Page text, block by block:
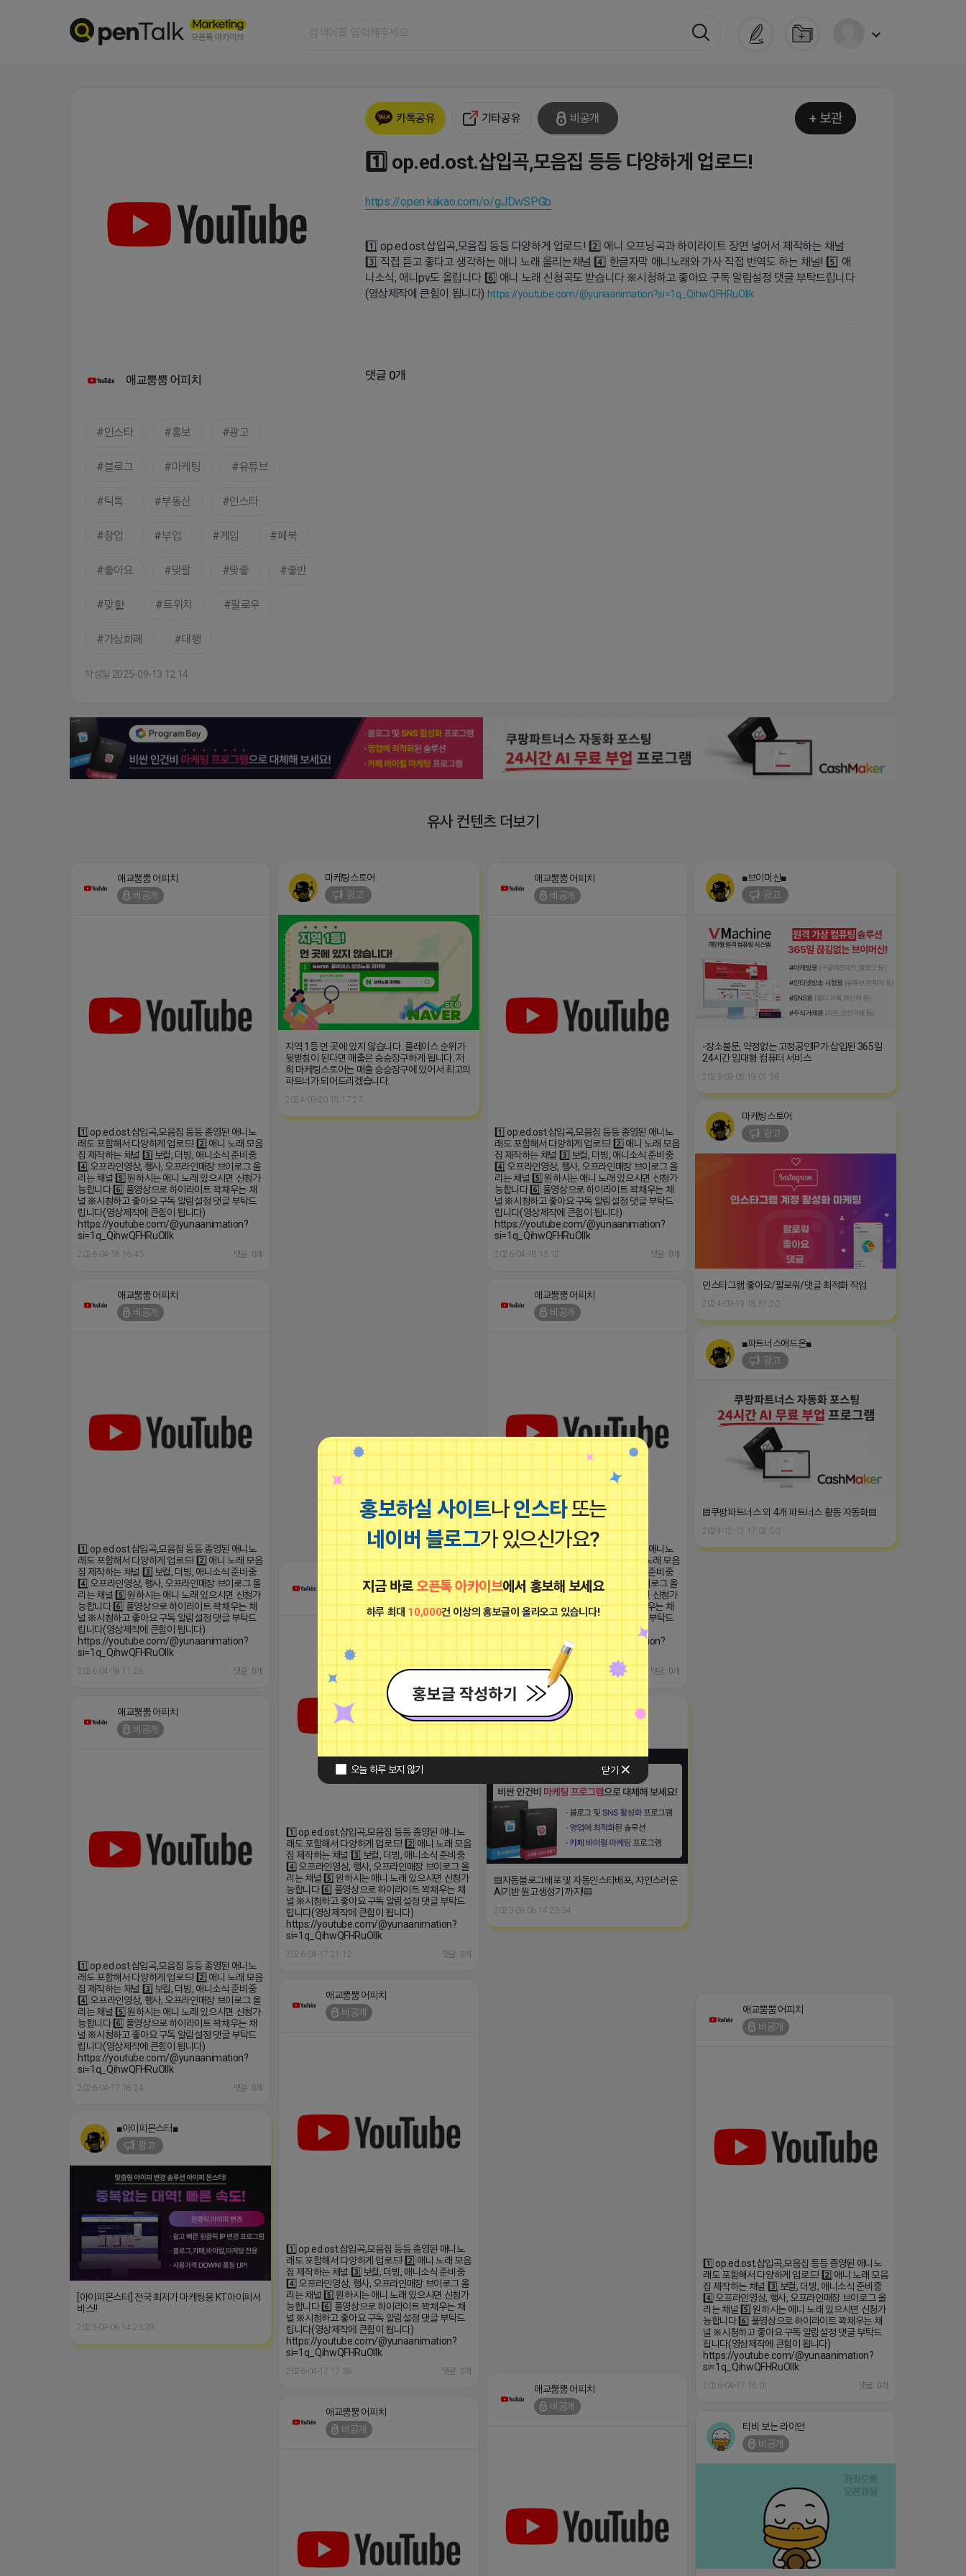
홍보하실 사이트나인스타또는
네이버 블로그가 있으신가요?
지금 바로오픈톡 아카이브에서 홍보해 보세요
하루 최대 10,000건 이상의 홍보글이 올라오고 있습니다!
오늘 하루 보지 않기 닫기
애교뿜뿜 어피치
인스타 홍보 광고
블로그 마케팅 유튜브
틱톡 부동산 인스타
창업 부업 게임 페북
좋아요 맞팔 맞좋 좋반
맞핱 트위치 팔로우
가상화폐 대행
작성일 2025-09-13 12:14
카톡공유 기타공유 비공개 + 보관
1️⃣ op.ed.ost.삽입곡,모음집 등등 다양하게 업로드!
https://open.kakao.com/o/gJDwSPGb
1️⃣ op.ed.ost.삽입곡,모음집 등등 다양하게 업로드! 2️⃣ 애니 오프닝곡과 하이라이트 장면 넣어서 제작하는 채널
3️⃣ 직접 듣고 좋다고 생각하는 애니 노래 올리는채널 4️⃣ 한글자막 애니노래와 가사 직접 번역도 하는 채널! 5️⃣ 애
니소식, 애니pv도 올립니다 6️⃣ 애니 노래 신청곡도 받습니다 ※시청하고 좋아요 구독 알림설정 댓글 부탁드립니다
(영상제작에 큰힘이 됩니다) https://youtube.com/@yunaanimation?si=1q_QihwQFHRuOIIk
댓글 0개
유사 컨텐츠 더보기
애교뿜뿜 어피치
비공개
1️⃣ op.ed.ost.삽입곡,모음집 등등 종영된 애니노
래도 포함해서 다양하게 업로드! 2️⃣ 애니 노래 모음
집 제작하는 채널 3️⃣ 보컬, 더빙, 애니소식 준비중
4️⃣ 오프라인영상, 행사, 오프라인매장 브이로그 올
리는 채널 5️⃣ 원하시는 애니 노래 있으시면 신청가
능합니다 6️⃣ 풀영상으로 하이라이트 꽉채우는 채
널 ※시청하고 좋아요 구독 알림설정 댓글 부탁드
립니다(영상제작에 큰힘이 됩니다)
https://youtube.com/@yunaanimation?
si=1q_QihwQFHRuOIIk
2026-04-18 16:43 댓글: 0개
마케팅스토어
광고
지역 1등 먼 곳에 있지 않습니다. 플레이스 순위가
뒷받침이 된다면 매출은 승승장구하게 됩니다. 저
희 마케팅스토어는 매출 승승장구에 있어서 최고의
파트너가 되어드리겠습니다.
2024-09-20 15:17:27
애교뿜뿜 어피치
비공개
1️⃣ op.ed.ost.삽입곡,모음집 등등 종영된 애니노
래도 포함해서 다양하게 업로드! 2️⃣ 애니 노래 모음
집 제작하는 채널 3️⃣ 보컬, 더빙, 애니소식 준비중
4️⃣ 오프라인영상, 행사, 오프라인매장 브이로그 올
리는 채널 5️⃣ 원하시는 애니 노래 있으시면 신청가
능합니다 6️⃣ 풀영상으로 하이라이트 꽉채우는 채
널 ※시청하고 좋아요 구독 알림설정 댓글 부탁드
립니다(영상제작에 큰힘이 됩니다)
https://youtube.com/@yunaanimation?
si=1q_QihwQFHRuOIIk
2026-04-18 13:12 댓글: 0개
■브이머신■
광고
-장소불문, 약정없는 고정공인IP가 삽입된 365일
24시간 임대형 컴퓨터 서비스
2023-09-05 19:01:58
마케팅스토어
광고
인스타그램 좋아요/팔로워/댓글 최적화 작업
2024-09-19 18:51:20
애교뿜뿜 어피치
비공개
1️⃣ op.ed.ost.삽입곡,모음집 등등 종영된 애니노
래도 포함해서 다양하게 업로드! 2️⃣ 애니 노래 모음
집 제작하는 채널 3️⃣ 보컬, 더빙, 애니소식 준비중
4️⃣ 오프라인영상, 행사, 오프라인매장 브이로그 올
리는 채널 5️⃣ 원하시는 애니 노래 있으시면 신청가
능합니다 6️⃣ 풀영상으로 하이라이트 꽉채우는 채
널 ※시청하고 좋아요 구독 알림설정 댓글 부탁드
립니다(영상제작에 큰힘이 됩니다)
https://youtube.com/@yunaanimation?
si=1q_QihwQFHRuOIIk
2026-04-18 11:28 댓글: 0개
애교뿜뿜 어피치
비공개
1️⃣ op.ed.ost.삽입곡,모음집 등등 종영된 애니노
래도 포함해서 다양하게 업로드! 2️⃣ 애니 노래 모음
집 제작하는 채널 3️⃣ 보컬, 더빙, 애니소식 준비중
4️⃣ 오프라인영상, 행사, 오프라인매장 브이로그 올
리는 채널 5️⃣ 원하시는 애니 노래 있으시면 신청가
능합니다 6️⃣ 풀영상으로 하이라이트 꽉채우는 채
널 ※시청하고 좋아요 구독 알림설정 댓글 부탁드
https://youtube.com/@yunaanimation?
si=1q_QihwQFHRuOIIk
2026-04-18 00:22 댓글: 0개
■파트너스애드온■
광고
▤쿠팡파트너스 외 4개 파트너스 활동 자동화▤
2024-12-12 17:02:50
애교뿜뿜 어피치
1️⃣ op.ed.ost.삽입곡,모음집 등등 종영된 애니노
래도 포함해서 다양하게 업로드! 2️⃣ 애니 노래 모음
집 제작하는 채널 3️⃣ 보컬, 더빙, 애니소식 준비중
4️⃣ 오프라인영상, 행사, 오프라인매장 브이로그 올
리는 채널 5️⃣ 원하시는 애니 노래 있으시면 신청가
능합니다 6️⃣ 풀영상으로 하이라이트 꽉채우는 채
널 ※시청하고 좋아요 구독 알림설정 댓글 부탁드
립니다(영상제작에 큰힘이 됩니다)
https://youtube.com/@yunaanimation?
si=1q_QihwQFHRuOIIk
2026-04-17 21:12 댓글: 0개
애교뿜뿜 어피치
비공개
1️⃣ op.ed.ost.삽입곡,모음집 등등 종영된 애니노
래도 포함해서 다양하게 업로드! 2️⃣ 애니 노래 모음
집 제작하는 채널 3️⃣ 보컬, 더빙, 애니소식 준비중
4️⃣ 오프라인영상, 행사, 오프라인매장 브이로그 올
리는 채널 5️⃣ 원하시는 애니 노래 있으시면 신청가
능합니다 6️⃣ 풀영상으로 하이라이트 꽉채우는 채
널 ※시청하고 좋아요 구독 알림설정 댓글 부탁드
립니다(영상제작에 큰힘이 됩니다)
https://youtube.com/@yunaanimation?
si=1q_QihwQFHRuOIIk
2026-04-17 18:24 댓글: 0개
■프로그램베이■
광고
▤자동블로그배포 및 자동인스타배포, 자연스러운
AI기반 원고생성기 까지!▤
2023-09-06 14:23:34
애교뿜뿜 어피치
비공개
1️⃣ op.ed.ost.삽입곡,모음집 등등 종영된 애니노
래도 포함해서 다양하게 업로드! 2️⃣ 애니 노래 모음
집 제작하는 채널 3️⃣ 보컬, 더빙, 애니소식 준비중
4️⃣ 오프라인영상, 행사, 오프라인매장 브이로그 올
리는 채널 5️⃣ 원하시는 애니 노래 있으시면 신청가
능합니다 6️⃣ 풀영상으로 하이라이트 꽉채우는 채
널 ※시청하고 좋아요 구독 알림설정 댓글 부탁드
립니다(영상제작에 큰힘이 됩니다)
https://youtube.com/@yunaanimation?
si=1q_QihwQFHRuOIIk
2026-04-17 17:38 댓글: 0개
애교뿜뿜 어피치
비공개
1️⃣ op.ed.ost.삽입곡,모음집 등등 종영된 애니노
래도 포함해서 다양하게 업로드! 2️⃣ 애니 노래 모음
집 제작하는 채널 3️⃣ 보컬, 더빙, 애니소식 준비중
4️⃣ 오프라인영상, 행사, 오프라인매장 브이로그 올
리는 채널 5️⃣ 원하시는 애니 노래 있으시면 신청가
능합니다 6️⃣ 풀영상으로 하이라이트 꽉채우는 채
널 ※시청하고 좋아요 구독 알림설정 댓글 부탁드
립니다(영상제작에 큰힘이 됩니다)
https://youtube.com/@yunaanimation?
si=1q_QihwQFHRuOIIk
2026-04-17 16:01 댓글: 0개
■아이피몬스터■
광고
[아이피몬스터] 전국 최저가 마케팅용 KT아이피서
비스!!
2023-09-06 14:23:39
애교뿜뿜 어피치
비공개
애교뿜뿜 어피치
비공개
티비 보는 라이언
비공개